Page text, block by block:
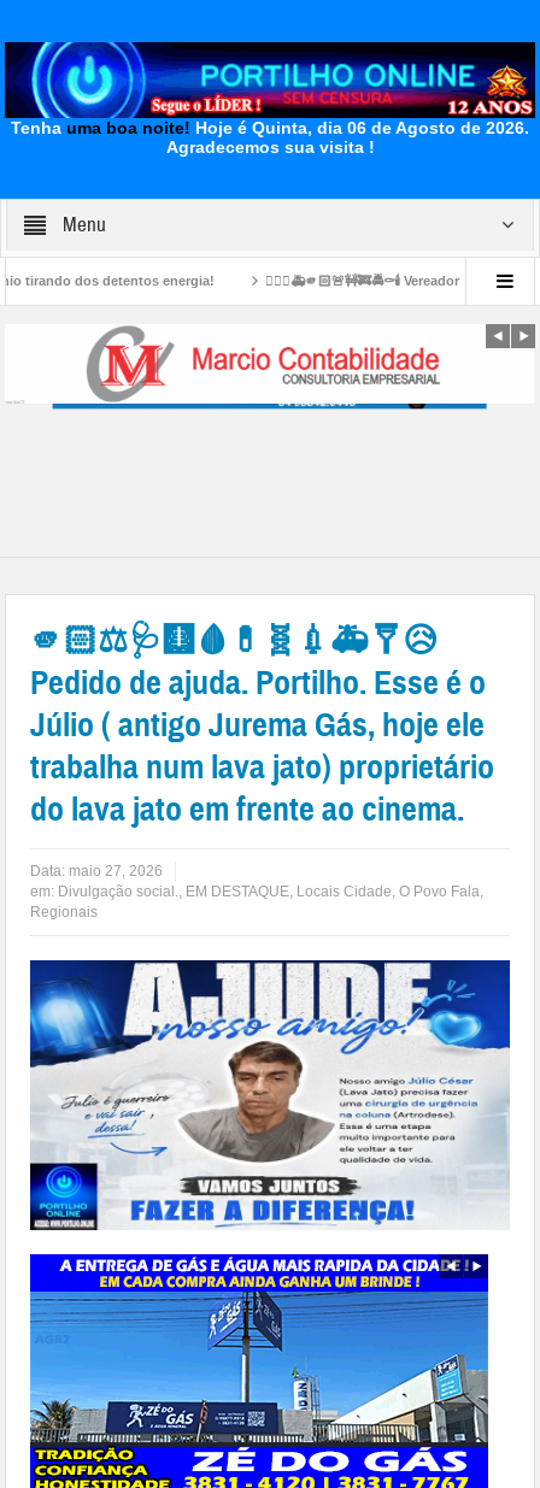
Tenha uma boa noite! Hoje é Quinta, dia 06 de Agosto de 2026.
Agradecemos sua visita !
Menu
energia! 👉🏻🤔🚑🫵🏻🚨🚧🚒🚔⚰️🕯️ Vereador foi morto no bairro Carajás.
ajudar. A inprensa da qui nos negou apoio…Todos os anos nós ficavamos na
🫵🏻⚖🩺🩻🩸💊🧬💉🚑🩼😥
Pedido de ajuda. Portilho. Esse é o
Júlio ( antigo Jurema Gás, hoje ele
trabalha num lava jato) proprietário
do lava jato em frente ao cinema.
Data: maio 27, 2026
em: Divulgação social., EM DESTAQUE, Locais Cidade,O Povo Fala,
Regionais